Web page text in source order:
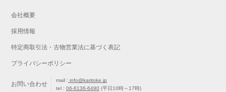
会社概要
採用情報
特定商取引法・古物営業法に基づく表記
プライバシーポリシー
お問い合わせ
mail : info@karitoke.jp
tel :06-6136-6490 (平日10時～17時)